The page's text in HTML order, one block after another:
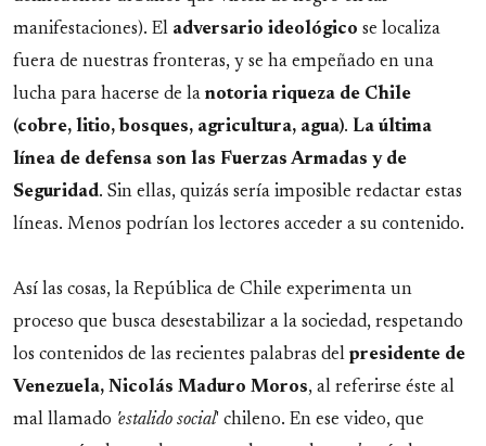
manifestaciones). El adversario ideológico se localiza
fuera de nuestras fronteras, y se ha empeñado en una
lucha para hacerse de la notoria riqueza de Chile
(cobre, litio, bosques, agricultura, agua). La última
línea de defensa son las Fuerzas Armadas y de
Seguridad. Sin ellas, quizás sería imposible redactar estas
líneas. Menos podrían los lectores acceder a su contenido.
Así las cosas, la República de Chile experimenta un
proceso que busca desestabilizar a la sociedad, respetando
los contenidos de las recientes palabras del presidente de
Venezuela, Nicolás Maduro Moros, al referirse éste al
mal llamado 'estalido social' chileno. En ese video, que